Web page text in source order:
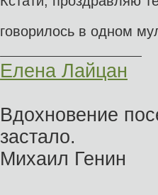
говорилось в одном
Елена Лайцан
Вдохновение
застало.
Михаил Генин